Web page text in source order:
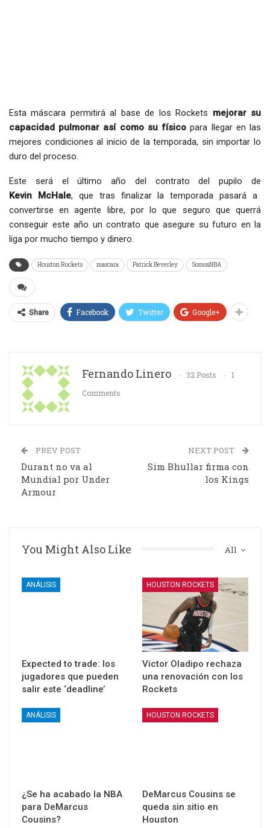
Esta máscara permitirá al base de los Rockets mejorar su
capacidad pulmonar así como su físico para llegar en las
mejores condiciones al inicio de la temporada, sin importar lo
duro del proceso.
Este será el último año del contrato del pupilo de
Kevin
McHale, que tras finalizar la temporada pasará a
convertirse en agente libre, por lo que seguro que querrá
conseguir este año un contrato que asegure su futuro en la
liga por mucho tiempo y dinero.
Houston Rockets mascara Patrick Beverley SomosNBA
Share Facebook Twitter Google+
Fernando Linero 32 Posts
1
Comments
PREV POST
Durant no va al
Mundial por Under
Armour
NEXT POST
Sim Bhullar firma con
los Kings
All
You Might Also Like
ANÁLISIS
Expected to trade: los
jugadores que pueden
salir este ‘deadline’
HOUSTON ROCKETS
Victor Oladipo rechaza
una renovación con los
Rockets
ANÁLISIS
¿Se ha acabado la NBA
para DeMarcus
Cousins?
HOUSTON ROCKETS
DeMarcus Cousins se
queda sin sitio en
Houston